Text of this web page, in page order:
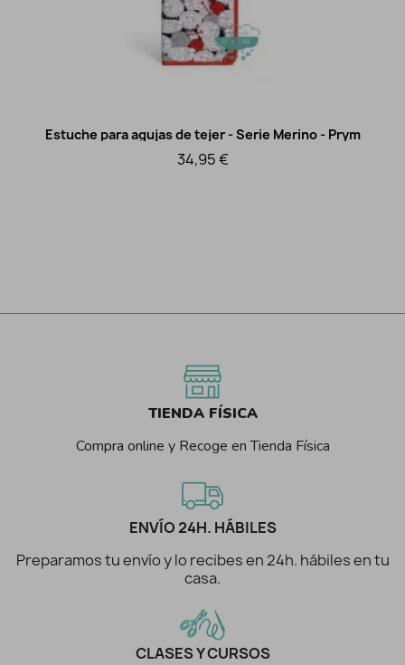
Vista rápida
Estuche para agujas de tejer - Serie Merino - Prym
34,95 €
TIENDA FÍSICA
Compra online y Recoge en Tienda Física
ENVÍO 24H. HÁBILES
Preparamos tu envío y lo recibes en 24h. hábiles en tu
casa.
CLASES Y CURSOS